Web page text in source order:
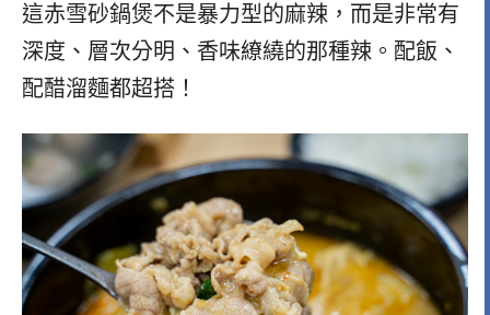
這赤雪砂鍋煲不是暴力型的麻辣，而是非常有
深度、層次分明、香味繚繞的那種辣。配飯、
配醋溜麵都超搭！